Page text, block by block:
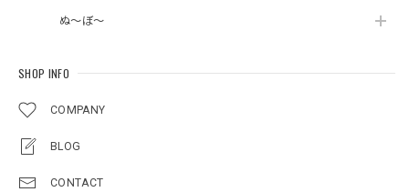
ぬ～ぼ～
SHOP INFO
COMPANY
BLOG
CONTACT